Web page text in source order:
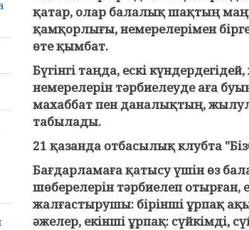
қатар, олар балалық шақтың
қамқорлығы, немерелерімен
өте қымбат.
Бүгінгі таңда, ескі
немерелерін тәрбиелеуде аға
махаббат пен даналықтың,
табылады.
21 қазанда отбасылық клубта
Бағдарламаға қатысу үшін өз
шөберелерін тәрбиелеп отырған,
жалғастырушы: бірінші ұрпақ
әжелер, екінші ұрпақ: сүйкімді,